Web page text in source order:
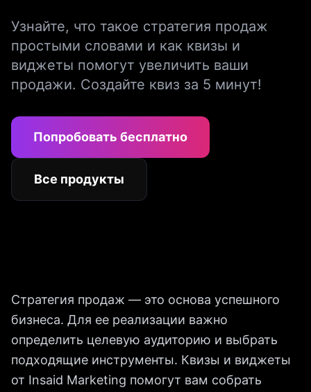
Узнайте, что такое стратегия продаж
простыми словами и как квизы и
виджеты помогут увеличить ваши
продажи. Создайте квиз за 5 минут!
Попробовать бесплатно
Все продукты
Стратегия продаж — это основа успешного
бизнеса. Для ее реализации важно
определить целевую аудиторию и выбрать
подходящие инструменты. Квизы и виджеты
от Insaid Marketing помогут вам собрать